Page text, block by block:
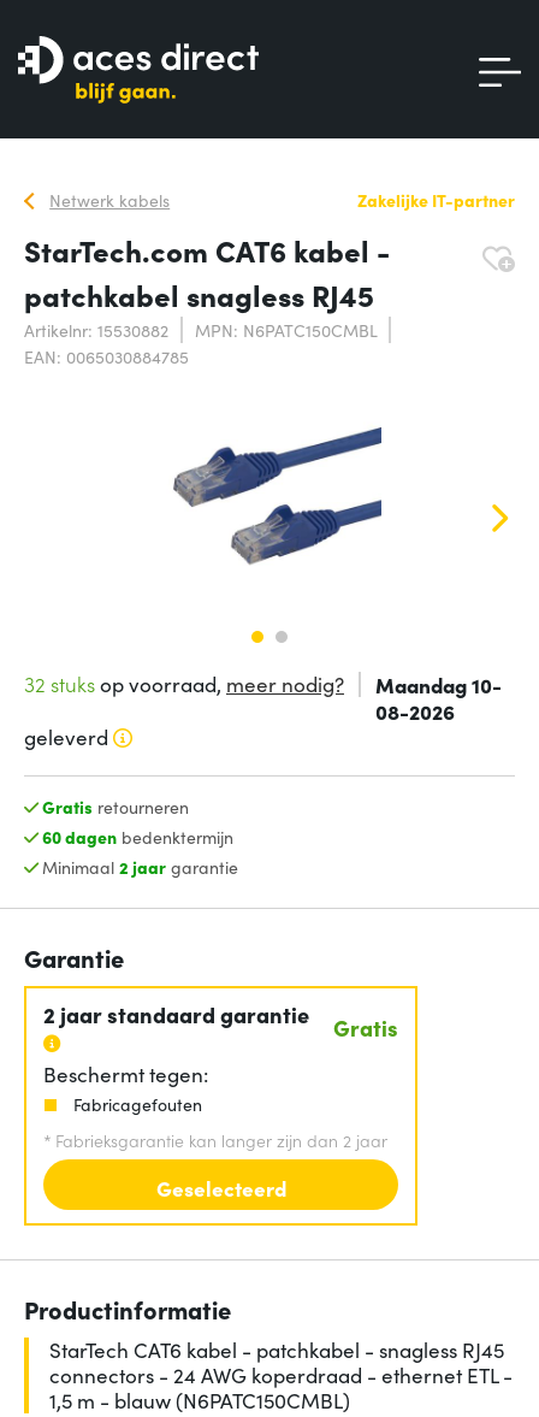
Netwerk kabels Zakelijke IT-partner
StarTech.com CAT6 kabel -
patchkabel snagless RJ45
Artikelnr: 15530882
MPN: N6PATC150CMBL
EAN: 0065030884785
32 stuksop voorraad, meer nodig?
Maandag 10-
08-2026
geleverd
Gratis retourneren
60 dagenbedenktermijn
Minimaal 2 jaargarantie
Garantie
2 jaar standaard garantie Gratis
Beschermt tegen:
Fabricagefouten
* Fabrieksgarantie kan langer zijn dan 2 jaar
Geselecteerd
Productinformatie
StarTech CAT6 kabel - patchkabel - snagless RJ45
connectors - 24 AWG koperdraad - ethernet ETL -
1,5 m - blauw (N6PATC150CMBL)